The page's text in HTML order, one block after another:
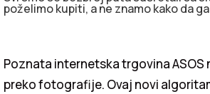
poželimo kupiti, a ne znamo kako da
Poznata internetska trgovina
preko fotografije. Ovaj novi